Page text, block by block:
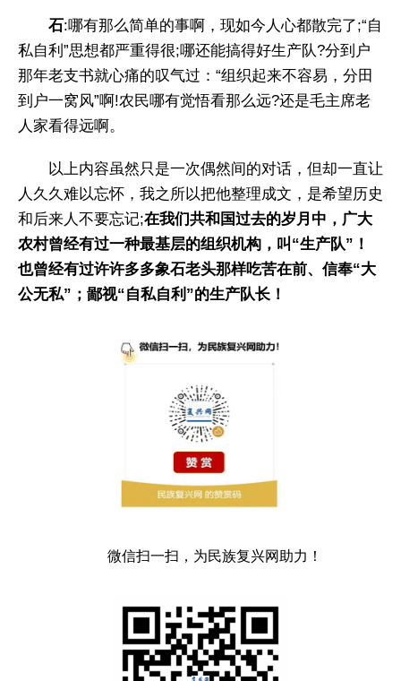
石:哪有那么简单的事啊，现如今人心都散完了;“自
私自利”思想都严重得很;哪还能搞得好生产队?分到户
那年老支书就心痛的叹气过：“组织起来不容易，分田
到户一窝风”啊!农民哪有觉悟看那么远?还是毛主席老
人家看得远啊。
以上内容虽然只是一次偶然间的对话，但却一直让
人久久难以忘怀，我之所以把他整理成文，是希望历史
和后来人不要忘记;在我们共和国过去的岁月中，广大
农村曾经有过一种最基层的组织机构，叫“生产队”！
也曾经有过许许多多象石老头那样吃苦在前、信奉“大
公无私”；鄙视“自私自利”的生产队长！
微信扫一扫，为民族复兴网助力！